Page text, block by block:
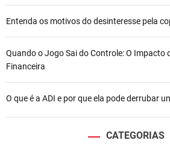
Entenda os motivos do desinteresse pela
Quando o Jogo Sai do Controle: O Impacto
Financeira
O que é a ADI e por que ela pode derrubar
CATEGORIAS